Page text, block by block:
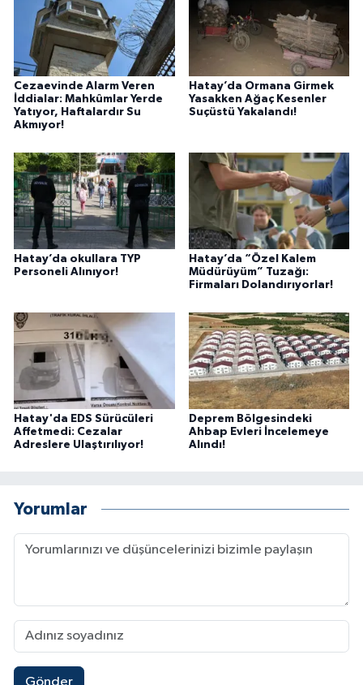
Cezaevinde Alarm Veren
İddialar: Mahkûmlar Yerde
Yatıyor, Haftalardır Su
Akmıyor!
Hatay’da Ormana Girmek
Yasakken Ağaç Kesenler
Suçüstü Yakalandı!
Hatay’da okullara TYP
Personeli Alınıyor!
Hatay’da “Özel Kalem
Müdürüyüm” Tuzağı:
Firmaları Dolandırıyorlar!
Hatay'da EDS Sürücüleri
Affetmedi: Cezalar
Adreslere Ulaştırılıyor!
Deprem Bölgesindeki
Ahbap Evleri İncelemeye
Alındı!
Yorumlar